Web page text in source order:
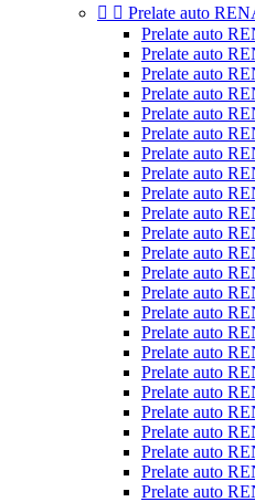
  Prelate auto
Prelate auto
Prelate auto
Prelate auto
Prelate auto
Prelate auto
Prelate auto
Prelate auto
Prelate auto
Prelate auto
Prelate auto
Prelate auto
Prelate auto
Prelate auto
Prelate auto
Prelate auto
Prelate auto
Prelate auto
Prelate auto
Prelate auto
Prelate auto
Prelate auto
Prelate auto
Prelate auto
Prelate auto